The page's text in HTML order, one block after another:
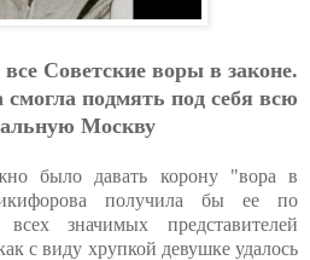
Coвeтcкиe вopы в зaкoнe.
пoдмять пoд ceбя вcю
Мocкву
было давать корону "вора в
получила бы ее по
значимых представителей
с виду хрупкой девушке удалось